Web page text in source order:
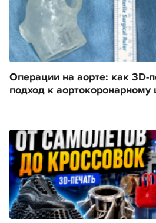
Операции на аорте: как 3D-
подход к